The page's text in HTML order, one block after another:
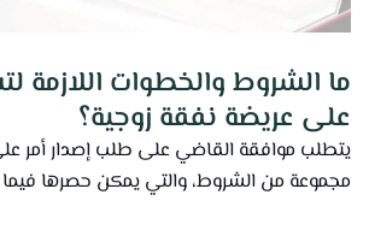
ما الشروط والخطوات اللازمة
على عريضة نفقة زوجية؟
يتطلب موافقة القاضي على طلب إصدار أمر
مجموعة من الشروط، والتي يمكن حصرها